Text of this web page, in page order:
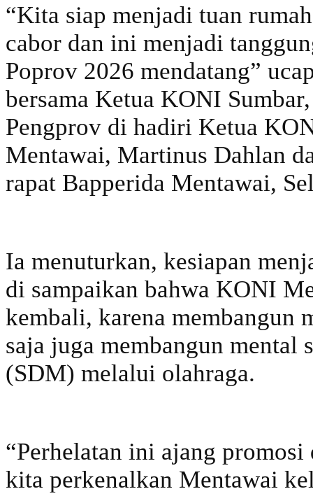
“Kita siap menjadi tuan
cabor dan ini menjadi
Poprov 2026 mendatang”
bersama Ketua KONI
Pengprov di hadiri Ketua
Mentawai, Martinus Dahlan
rapat Bapperida Mentawai,
Ia menuturkan, kesiapan
di sampaikan bahwa KONI
kembali, karena membangun
saja juga membangun mental
(SDM) melalui olahraga.
“Perhelatan ini ajang
kita perkenalkan Mentawai